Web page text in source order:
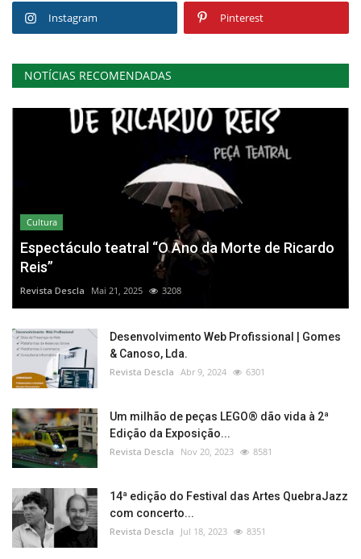
Instagram Pinterest
NOTÍCIAS RECOMENDADAS
Cultura
Espectáculo teatral “O Ano da Morte de Ricardo
Reis”
Revista Descla Mai 21, 2025 3208
Desenvolvimento Web Profissional | Gomes
& Canoso, Lda.
Revista Descla Abr 9, 2024 6301
Um milhão de peças LEGO® dão vida à 2ª
Edição da Exposição...
Revista Descla Nov 20, 2023 8581
14ª edição do Festival das Artes QuebraJazz
com concerto...
Revista Descla Jul 18, 2023 8351